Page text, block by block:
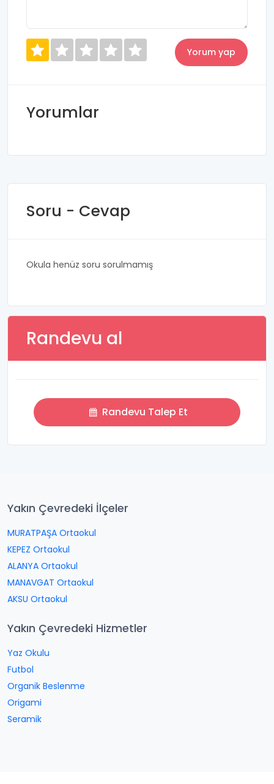
Yorumlar
Soru - Cevap
Okula henüz soru sorulmamış
Randevu al
Randevu Talep Et
Yakın Çevredeki İlçeler
MURATPAŞA Ortaokul
KEPEZ Ortaokul
ALANYA Ortaokul
MANAVGAT Ortaokul
AKSU Ortaokul
Yakın Çevredeki Hizmetler
Yaz Okulu
Futbol
Organik Beslenme
Origami
Seramik